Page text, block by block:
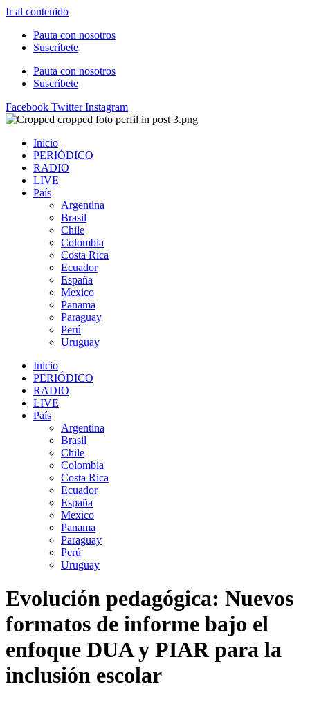
Ir al contenido
Pauta con nosotros
Suscríbete
Pauta con nosotros
Suscríbete
Facebook Twitter Instagram
Inicio
PERIÓDICO
RADIO
LIVE
País
Argentina
Brasil
Chile
Colombia
Costa Rica
Ecuador
España
Mexico
Panama
Paraguay
Perú
Uruguay
Inicio
PERIÓDICO
RADIO
LIVE
País
Argentina
Brasil
Chile
Colombia
Costa Rica
Ecuador
España
Mexico
Panama
Paraguay
Perú
Uruguay
Evolución pedagógica: Nuevos
formatos de informe bajo el
enfoque DUA y PIAR para la
inclusión escolar